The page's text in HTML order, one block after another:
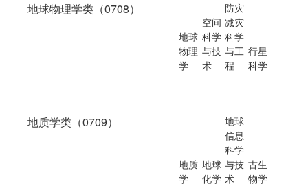
地球物理学类（0708）
地球
物理
学
空间
科学
与技
术
防灾
减灾
科学
与工
程
行星
科学
地质学类（0709）
地质
学
地球
化学
地球
信息
科学
与技
术
古生
物学